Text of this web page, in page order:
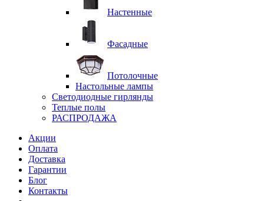
Настенные
Фасадные
Потолочные
Настольные лампы
Светодиодные гирлянды
Теплые полы
РАСПРОДАЖА
Акции
Оплата
Доставка
Гарантии
Блог
Контакты